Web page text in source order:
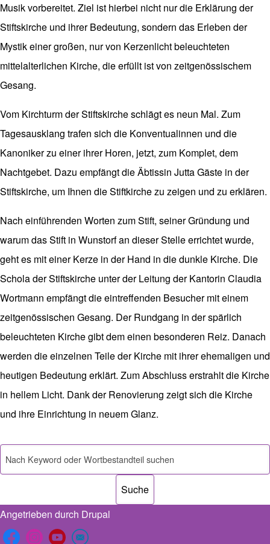
Musik vorbereitet. Ziel ist hierbei nicht nur die Erklärung der
Stiftskirche und ihrer Bedeutung, sondern das Erleben der
Mystik einer großen, nur von Kerzenlicht beleuchteten
mittelalterlichen Kirche, die erfüllt ist von zeitgenössischem
Gesang.
Vom Kirchturm der Stiftskirche schlägt es neun Mal. Zum
Tagesausklang trafen sich die Konventualinnen und die
Kanoniker zu einer ihrer Horen, jetzt, zum Komplet, dem
Nachtgebet. Dazu empfängt die Äbtissin Jutta Gäste in der
Stiftskirche, um Ihnen die Stiftkirche zu zeigen und zu erklären.
Nach einführenden Worten zum Stift, seiner Gründung und
warum das Stift in Wunstorf an dieser Stelle errichtet wurde,
geht es mit einer Kerze in der Hand in die dunkle Kirche. Die
Schola der Stiftskirche unter der Leitung der Kantorin Claudia
Wortmann empfängt die eintreffenden Besucher mit einem
zeitgenössischen Gesang. Der Rundgang in der spärlich
beleuchteten Kirche gibt dem einen besonderen Reiz. Danach
werden die einzelnen Teile der Kirche mit ihrer ehemaligen und
heutigen Bedeutung erklärt. Zum Abschluss erstrahlt die Kirche
in hellem Licht. Dank der Renovierung zeigt sich die Kirche
und ihre Einrichtung in neuem Glanz.
Suche
Angetrieben durch Drupal